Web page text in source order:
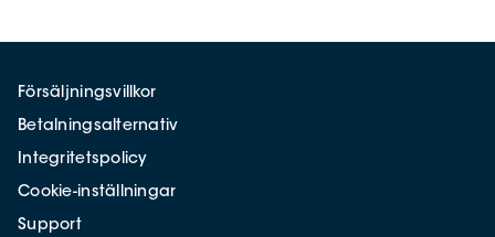
Försäljningsvillkor
Betalningsalternativ
Integritetspolicy
Cookie-inställningar
Support